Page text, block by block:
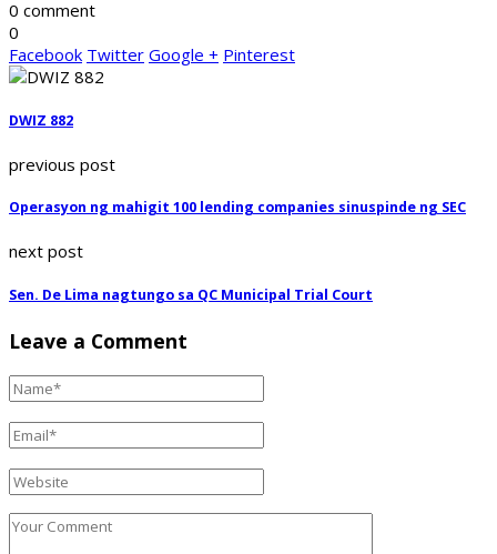
0 comment
0
Facebook Twitter Google + Pinterest
DWIZ 882
previous post
Operasyon ng mahigit 100 lending companies sinuspinde ng SEC
next post
Sen. De Lima nagtungo sa QC Municipal Trial Court
Leave a Comment